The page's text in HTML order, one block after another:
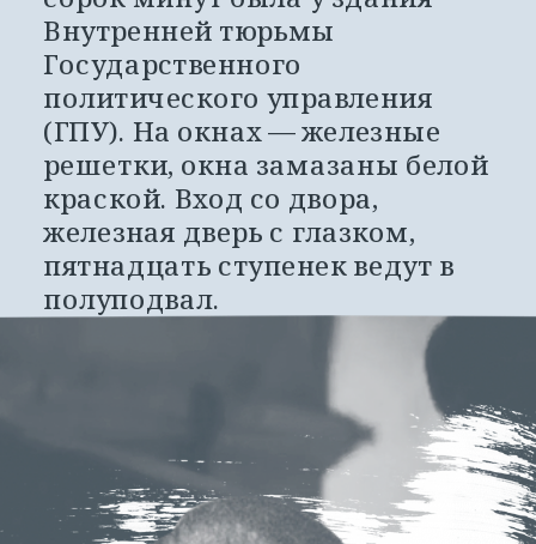
Внутренней тюрьмы
Государственного
политического управления
(ГПУ). На окнах — железные
решетки, окна замазаны белой
краской. Вход со двора,
железная дверь с глазком,
пятнадцать ступенек ведут в
полуподвал.